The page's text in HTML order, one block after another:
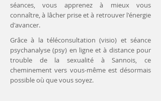
séances, vous apprenez à mieux vous
connaître, à lâcher prise et à retrouver l'énergie
d'avancer.
Grâce à la téléconsultation (visio) et séance
psychanalyse (psy) en ligne et à distance pour
trouble de la sexualité à Sannois, ce
cheminement vers vous-même est désormais
possible où que vous soyez.